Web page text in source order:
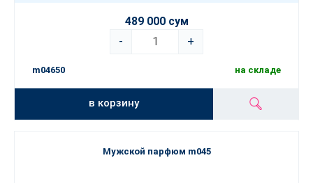
489 000 сум
-
+
m04650 на складе
в корзину
Мужской парфюм m045